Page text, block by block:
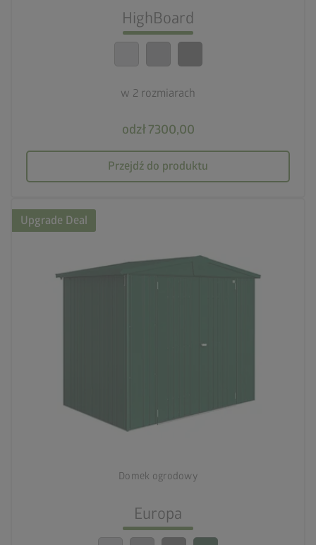
HighBoard
w 2 rozmiarach
odzł 7300,00
Przejdź do produktu
calendar_month
20-letnia gwarancja
Domek ogrodowy
Europa
Cztery warianty kolorystyczne
Optymalne standardy bezpieczeństwa
calendar_month
Upgrade Deal